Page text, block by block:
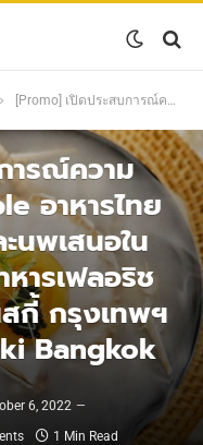
[Promo] เปิดประสบการณ์ความอร่อยกับ Chef’s Table อาหารไทยผ่านการสร้างสรรค์และนพเสนอในรูปแบบใหม่ๆ ที่ห้องอาหารเฟลอริช โรงแรมสินธร เคมปินสกี้ กรุงเทพฯ Sindhorn Kempinski Bangkok
ารณ์ความ
อาหารไทย
นพเสนอใน
ารเฟลอริช
กี้ กรุงเทพฯ
Bangkok
6, 2022
1 Min Read